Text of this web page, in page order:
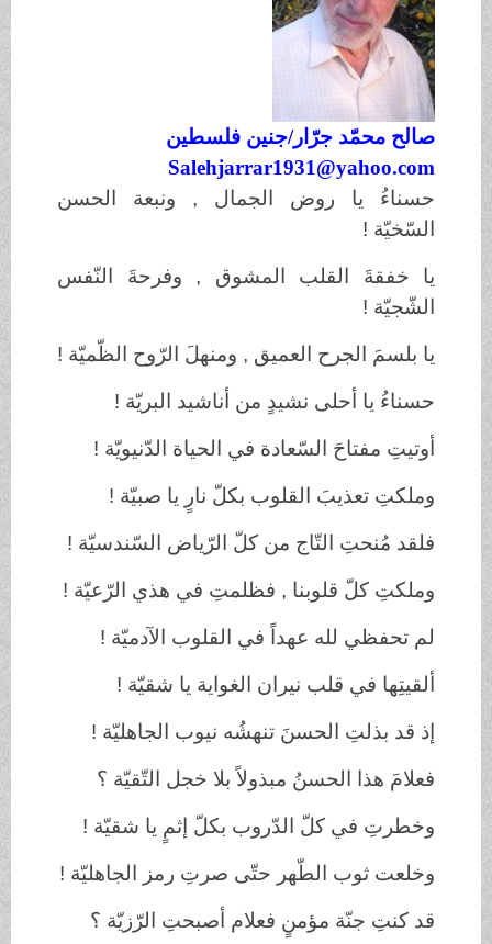
صالح محمّد جرّار/ جنين فلسطين
Salehjarrar1931@yahoo.com
حسناءُ
يا روض الجمال , ونبعة
الحسن
السّخيّة !
خفقةَ القلب المشوق , وفرحةَ النّفس
الشّجيّة !
بلسمَ الجرح العميق , ومنهلَ الرّوح الظّميّة !
حسناءُ يا أحلى نشيدٍ من أناشيد البريّة !
أوتيتِ مفتاحَ السّعادة في الحياة الدّنيويّة !
وملكتِ تعذيبَ القلوب بكلّ نارٍ يا صبيّة !
فلقد مُنحتِ التّاج من كلّ الرّياض السّندسيّة !
وملكتِ كلّ قلوبنا , فظلمتِ في هذي الرّعيّة !
تحفظي لله عهداً في القلوب الآدميّة !
ألقيتِها في قلب نيران الغواية يا شقيّة !
قد بذلتِ الحسنَ تنهشُه نيوب الجاهليّة !
فعلامَ هذا الحسنُ مبذولاً بلا خجل التّقيّة ؟
وخطرتِ في كلّ الدّروب بكلّ إثمٍ يا شقيّة !
وخلعت ثوب الطّهر حتّى صرتِ رمز الجاهليّة !
كنتِ جنّة مؤمنٍ فعلام أصبحتِ الرّزيّة ؟